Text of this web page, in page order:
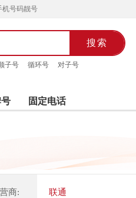
机号码靓号
顺子号 循环号 对子号
固定电话
商: 联通